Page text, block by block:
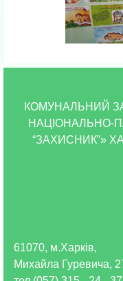
КОМУНАЛЬНИЙ
НАЦІОНАЛЬНО-
“ЗАХИСНИК”»
61070, м.Харків,
Михайла Гуревича,